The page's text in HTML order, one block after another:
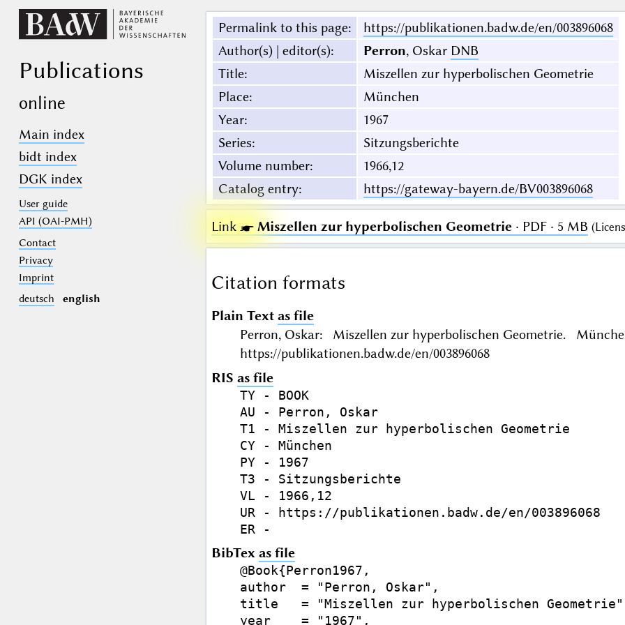
Publications
online
Main index
bidt index
DGK index
User guide
API (OAI-PMH)
Contact
Privacy
Imprint
deutsch
english
Permalink to this page:
https://publikationen.badw.de/en/003896068
Author(s) | editor(s): Perron, Oskar DNB
Title:
Miszellen zur hyperbolischen Geometrie
Place:
München
Year:
1967
Series:
Sitzungsberichte
Volume number:
1966,12
Catalog entry: https://gateway-bayern.de/BV003896068
Link ☛ Miszellen zur hyperbolischen Geometrie· PDF · 5 MB (
Citation formats
Plain Text as file
Perron, Oskar: Miszellen zur hyperbolischen Geometrie.
https://publikationen.badw.de/en/003896068
RIS as file
TY - BOOK
AU - Perron, Oskar
T1 - Miszellen zur hyperbolischen Geometrie
CY - München
PY - 1967
T3 - Sitzungsberichte
VL - 1966,12
UR - https://publikationen.badw.de/en/003896068
BibTex as file
@Book{Perron1967,
author  = "Perron, Oskar",
title   = "Miszellen zur hyperbolischen
year    = "1967",